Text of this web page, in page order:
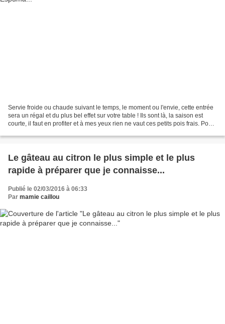
Servie froide ou chaude suivant le temps, le moment ou l'envie, cette entrée
sera un régal et du plus bel effet sur votre table ! Ils sont là, la saison est
courte, il faut en profiter et à mes yeux rien ne vaut ces petits pois frais. Pour
Le gâteau au citron le plus simple et le plus
rapide à préparer que je connaisse...
Publié le 02/03/2016 à 06:33
Par mamie caillou